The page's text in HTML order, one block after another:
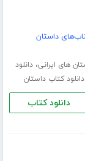
داستان
های ایرانی،دانلود
دانلود کتاب داستان
دانلود کتاب